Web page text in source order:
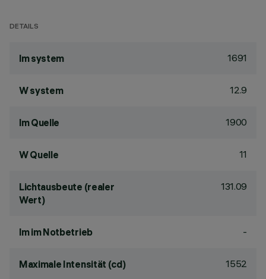
DETAILS
lm system 1691
W system 12.9
lm Quelle 1900
W Quelle 11
Lichtausbeute (realer
Wert)
131.09
lm im Notbetrieb -
Maximale Intensität (cd) 1552